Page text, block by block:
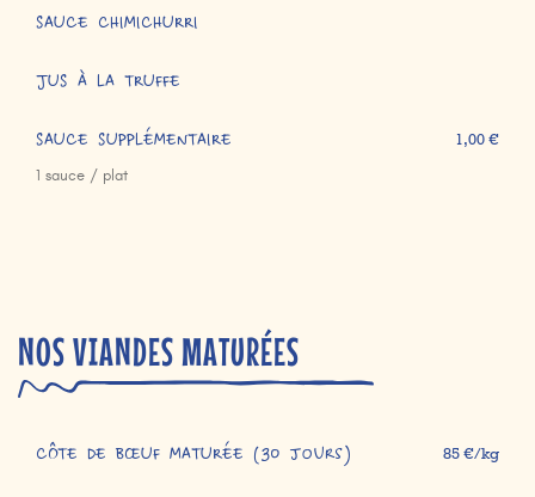
SAUCE CHIMICHURRI
JUS À LA TRUFFE
SAUCE SUPPLÉMENTAIRE
1 sauce / plat
1,00 €
NOS VIANDES MATURÉES
CÔTE DE BŒUF MATURÉE (30 jours) 85 €/kg